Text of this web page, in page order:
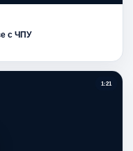
с ЧПУ
1:21